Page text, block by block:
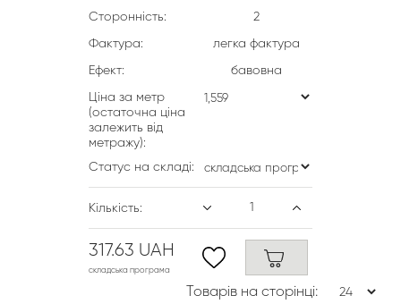
Сторонність: 2
Фактура: легка фактура
Ефект: бавовна
Ціна за метр
(остаточна ціна
залежить від
метражу):
Статус на складі:
Кількість:
317.63 UAH
складська програма
Товарів на сторінці: